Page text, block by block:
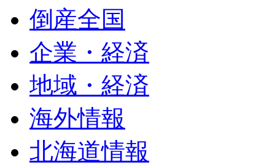
倒産全国
企業・経済
地域・経済
海外情報
北海道情報